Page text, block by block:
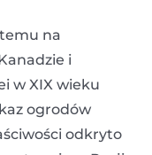
na
i
w XIX wieku
ogrodów
odkryto